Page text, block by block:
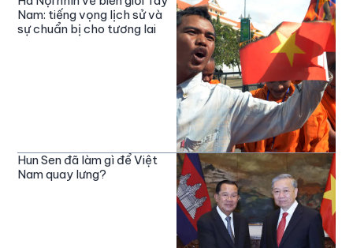
Nam: tiếng vọng lịch sử và
sự chuẩn bị cho tương lai
Hun Sen đã làm gì để Việt
Nam quay lưng?